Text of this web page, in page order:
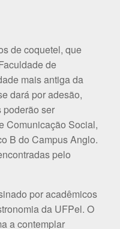
de coquetel, que
de
mais antiga da
dará por adesão,
poderão ser
Comunicação Social,
B do Campus Anglo.
pelo
por acadêmicos
da UFPel. O
a contemplar